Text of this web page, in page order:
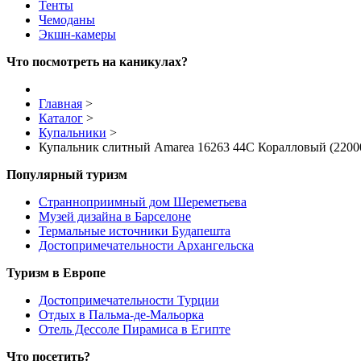
Тенты
Чемоданы
Экшн-камеры
Что посмотреть на каникулах?
Главная >
Каталог >
Купальники >
Купальник слитный Amarea 16263 44C Коралловый
Популярный туризм
Странноприимный дом Шереметьева
Музей дизайна в Барселоне
Термальные источники Будапешта
Достопримечательности Архангельска
Туризм в Европе
Достопримечательности Турции
Отдых в Пальма-де-Мальорка
Отель Дессоле Пирамиса в Египте
Что посетить?